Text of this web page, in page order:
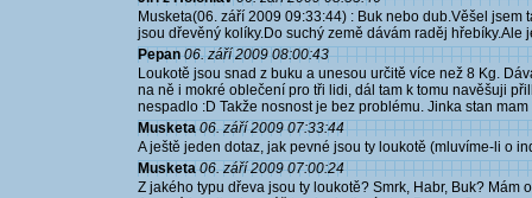
Musketa(06. září 2009 09:33:44) : Buk nebo dub.Věšel
jsou dřevěný kolíky.Do suchý země dávám raděj hřebíky.Ale
Pepan 06. září 2009 08:00:43
Loukotě jsou snad z buku a unesou určitě více než 8 Kg.
na ně i mokré oblečení pro tři lidi, dál tam k tomu navěšuji
nespadlo :D Takže nosnost je bez problému. Jinka stan mam
Musketa 06. září 2009 07:33:44
A ještě jeden dotaz, jak pevné jsou ty loukotě (mluvíme-li o
Musketa 06. září 2009 07:00:24
Z jakého typu dřeva jsou ty loukotě? Smrk, Habr, Buk? Mám